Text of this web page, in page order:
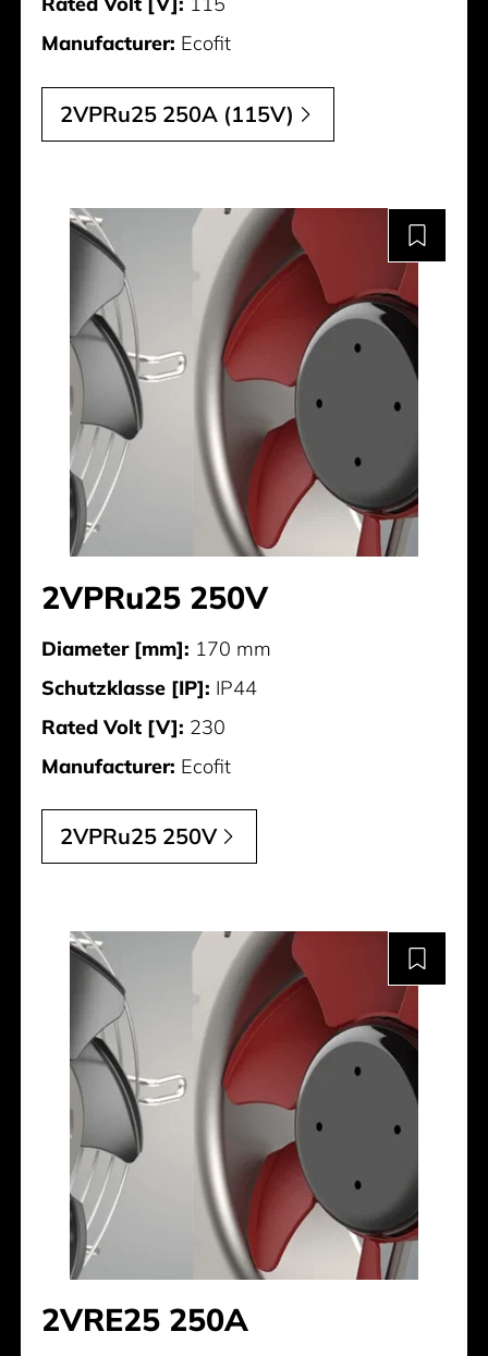
Manufacturer: Ecofit
2VPRu25 250A (115V)
2VPRu25 250V
Diameter [mm]: 170 mm
Schutzklasse [IP]: IP44
Rated Volt [V]: 230
Manufacturer: Ecofit
2VPRu25 250V
2VRE25 250A